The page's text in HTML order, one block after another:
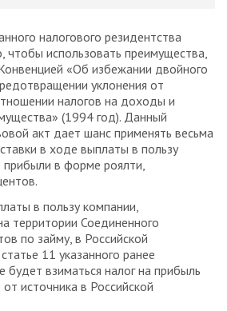
налогового резидентства
чтобы использовать преимущества,
«Об избежании двойного
уклонения от
налогов на доходы и
(1994 год). Данный
акт дает шанс применять весьма
в ходе выплаты в пользу
прибыли в форме роялти,
в пользу компании,
территории Соединенного
по займу, в Российской
11 указанного ранее
будет взиматься налог на прибыль
источника в Российской